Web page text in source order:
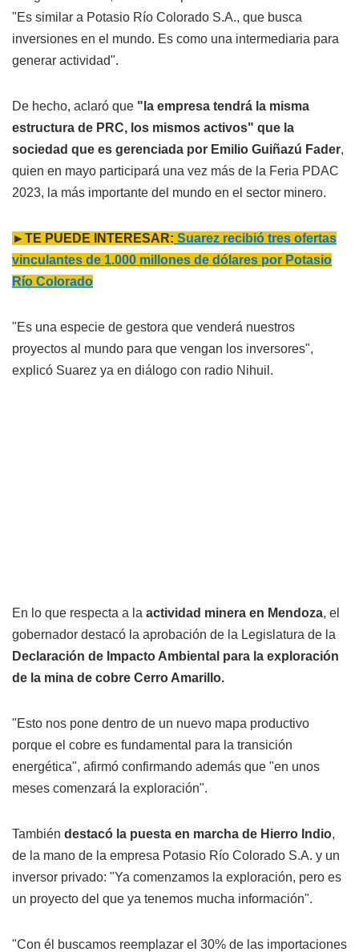
"Es similar a Potasio Río Colorado S.A., que busca
inversiones en el mundo. Es como una intermediaria para
generar actividad".
De hecho, aclaró que "la empresa tendrá la misma
estructura de PRC, los mismos activos" que la
sociedad que es gerenciada por Emilio Guiñazú Fader,
quien en mayo participará una vez más de la Feria PDAC
2023, la más importante del mundo en el sector minero.
►TE PUEDE INTERESAR: Suarez recibió tres ofertas
vinculantes de 1.000 millones de dólares por Potasio
Río Colorado
"Es una especie de gestora que venderá nuestros
proyectos al mundo para que vengan los inversores",
explicó Suarez ya en diálogo con radio Nihuil.
En lo que respecta a la actividad minera en Mendoza, el
gobernador destacó la aprobación de la Legislatura de la
Declaración de Impacto Ambiental para la exploración
de la mina de cobre Cerro Amarillo.
"Esto nos pone dentro de un nuevo mapa productivo
porque el cobre es fundamental para la transición
energética", afirmó confirmando además que "en unos
meses comenzará la exploración".
También destacó la puesta en marcha de Hierro Indio,
de la mano de la empresa Potasio Río Colorado S.A. y un
inversor privado: "Ya comenzamos la exploración, pero es
un proyecto del que ya tenemos mucha información".
"Con él buscamos reemplazar el 30% de las importaciones